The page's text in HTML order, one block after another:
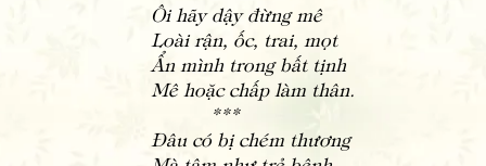
Ôi hãy dậy đừng mê
Loài rận, ốc, trai, mọt
Ẩn mình trong bất tịnh
Mê hoặc chấp làm thân.
***
Đâu có bị chém thương